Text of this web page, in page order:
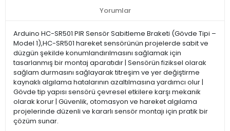
Yorumlar
Arduino HC-SR501 PIR Sensör Sabitleme Braketi (Gövde Tipi –
Model 1),HC-SR501 hareket sensörünün projelerde sabit ve
düzgün şekilde konumlandırılmasını sağlamak için
tasarlanmış bir montaj aparatıdır | Sensörün fiziksel olarak
sağlam durmasını sağlayarak titreşim ve yer değiştirme
kaynaklı algılama hatalarının azaltılmasına yardımcı olur |
Gövde tip yapısı sensörü çevresel etkilere karşı mekanik
olarak korur | Güvenlik, otomasyon ve hareket algılama
projelerinde düzenli ve kararlı sensör montajı için pratik bir
çözüm sunar.